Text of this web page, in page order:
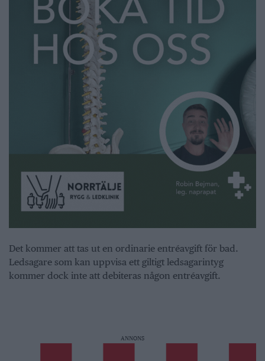
Det kommer att tas ut en ordinarie entréavgift för bad.
Ledsagare som kan uppvisa ett giltigt ledsagarintyg
kommer dock inte att debiteras någon entréavgift.
ANNONS